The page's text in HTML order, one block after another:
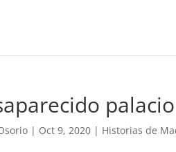
| Oct 9, 2020 | Historias de